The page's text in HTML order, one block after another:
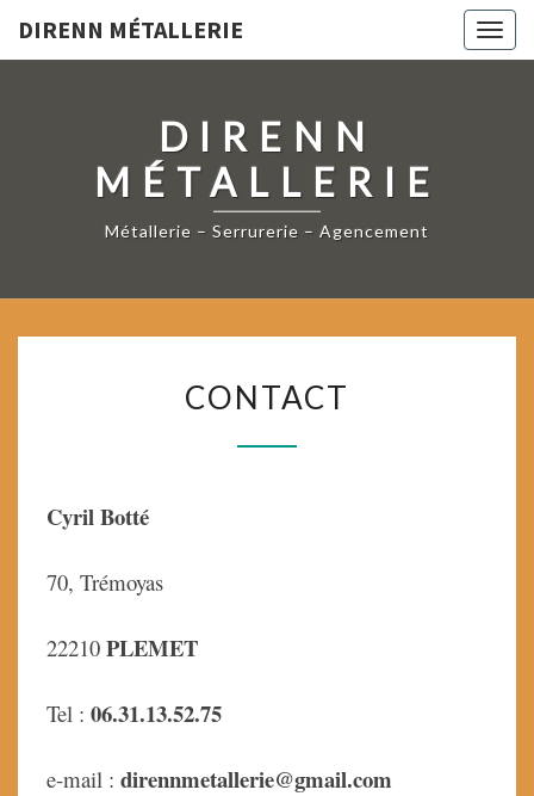
DIRENN MÉTALLERIE
DIRENN
MÉTALLERIE
Métallerie – Serrurerie – Agencement
CONTACT
Cyril Botté
70, Trémoyas
22210 PLEMET
Tel : 06.31.13.52.75
e-mail : dirennmetallerie@gmail.com